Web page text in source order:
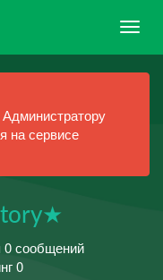
на сервисе
0 сообщений
0